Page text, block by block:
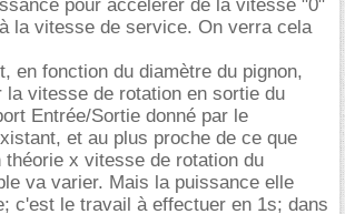
pour accélérer de la vitesse "0"
la vitesse de service. On verra cela
en fonction du diamètre du pignon,
la vitesse de rotation en sortie du
Entrée/Sortie donné par le
et au plus proche de ce que
théorie x vitesse de rotation du
va varier. Mais la puissance elle
c'est le travail à effectuer en 1s; dans